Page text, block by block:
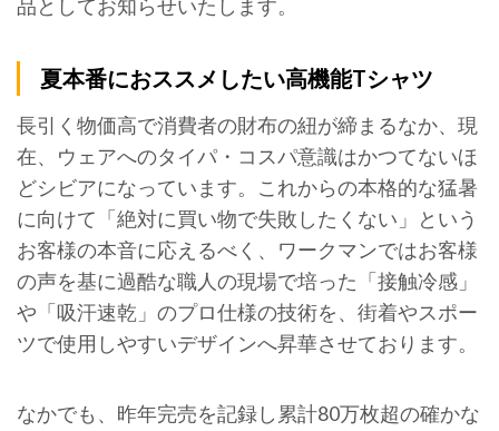
品としてお知らせいたします。
夏本番におススメしたい高機能Tシャツ
長引く物価高で消費者の財布の紐が締まるなか、現
在、ウェアへのタイパ・コスパ意識はかつてないほ
どシビアになっています。これからの本格的な猛暑
に向けて「絶対に買い物で失敗したくない」という
お客様の本音に応えるべく、ワークマンではお客様
の声を基に過酷な職人の現場で培った「接触冷感」
や「吸汗速乾」のプロ仕様の技術を、街着やスポー
ツで使用しやすいデザインへ昇華させております。
なかでも、昨年完売を記録し累計80万枚超の確かな